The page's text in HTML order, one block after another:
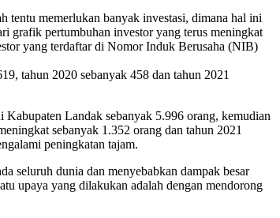
tentu memerlukan banyak investasi, dimana hal ini
grafik pertumbuhan investor yang terus meningkat
yang terdaftar di Nomor Induk Berusaha (NIB)
tahun 2020 sebanyak 458 dan tahun 2021
Kabupaten Landak sebanyak 5.996 orang, kemudian
sebanyak 1.352 orang dan tahun 2021
peningkatan tajam.
seluruh dunia dan menyebabkan dampak besar
upaya yang dilakukan adalah dengan mendorong